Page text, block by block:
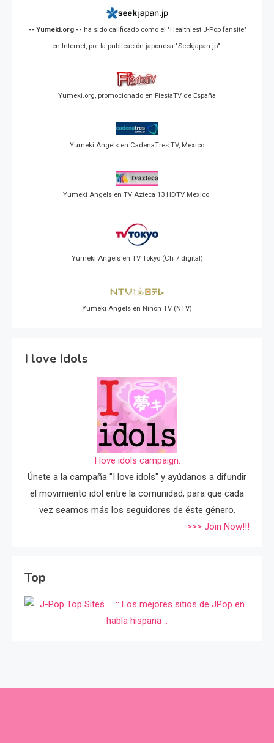
-- Yumeki.org -- ha sido calificado como el "Healthiest J-Pop fansite"
en Internet, por la publicación japonesa "Seekjapan.jp".
Yumeki.org, promocionado en FiestaTV de España
Yumeki Angels en CadenaTres TV, Mexico
Yumeki Angels en TV Azteca 13 HDTV Mexico.
Yumeki Angels en TV Tokyo (Ch 7 digital)
Yumeki Angels en Nihon TV (NTV)
I love Idols
I love idols campaign.
Únete a la campaña "I love idols" y ayúdanos a difundir
el movimiento idol entre la comunidad, para que cada
vez seamos más los seguidores de éste género.
>>> Join Now!!!
Top